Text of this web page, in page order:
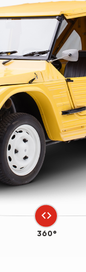
360°